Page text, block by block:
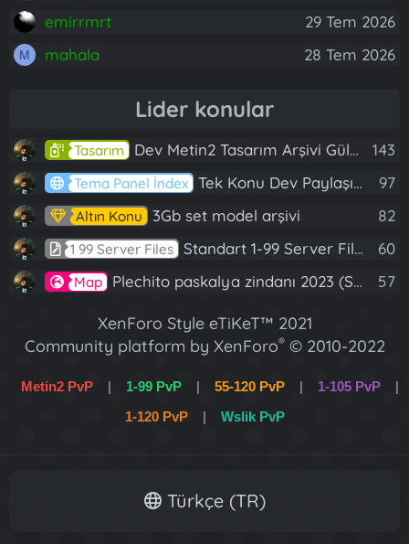
emirrmrt
29 Tem 2026
M mahala 28 Tem 2026
Lider konular
Tasarım Dev Metin2 Tasarım Arşivi Güle Güle Kullanın 143
Tema Panel İndex Tek Konu Dev Paylaşım 10 Adet Server Tanıtım İndex 97
Altın Konu 3Gb set model arşivi 82
1 99 Server Files Standart 1-99 Server Files 60
Map Plechito paskalya zindanı 2023 (Spring Sanctuary dungeon) 57
XenForo Style eTiKeT™ 2021
Community platform by XenForo® © 2010-2022
[XGT] Forum statistics system- XenGenTr
Metin2 PvP | 1-99 PvP | 55-120 PvP | 1-105 PvP
|
1-120 PvP
| Wslik PvP
Türkçe (TR)